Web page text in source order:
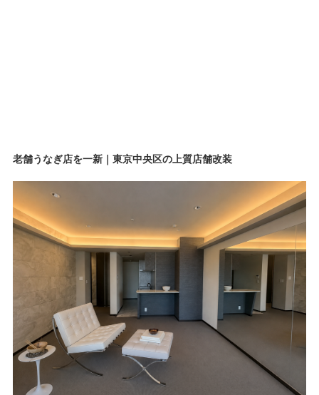
老舗うなぎ店を一新｜東京中央区の上質店舗改装